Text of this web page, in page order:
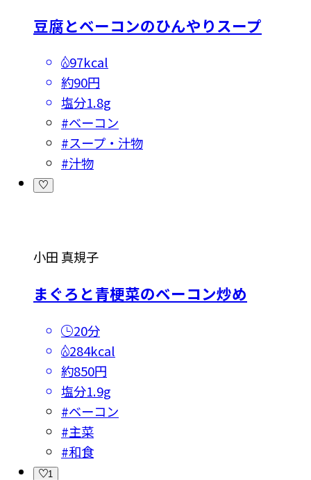
豆腐とベーコンのひんやりスープ
97kcal
約90円
塩分1.8g
#ベーコン
#スープ・汁物
#汁物
小田 真規子
まぐろと青梗菜のベーコン炒め
20分
284kcal
約850円
塩分1.9g
#ベーコン
#主菜
#和食
1